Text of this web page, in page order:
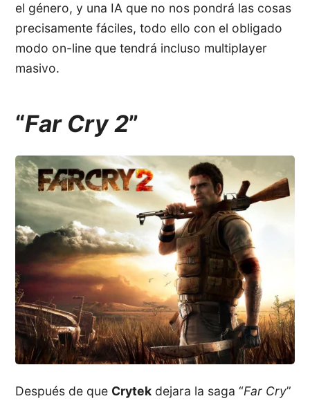
el género, y una IA que no nos pondrá las cosas
precisamente fáciles, todo ello con el obligado
modo on-line que tendrá incluso multiplayer
masivo.
“Far Cry 2”
Después de que Crytek dejara la saga “Far Cry”